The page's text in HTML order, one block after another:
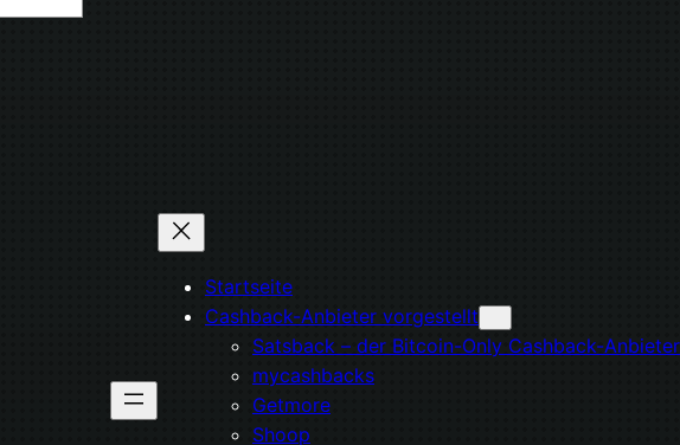
Startseite
Cashback-Anbieter vorgestellt
Satsback – der Bitcoin-Only Cashback-Anbieter
mycashbacks
Getmore
Shoop